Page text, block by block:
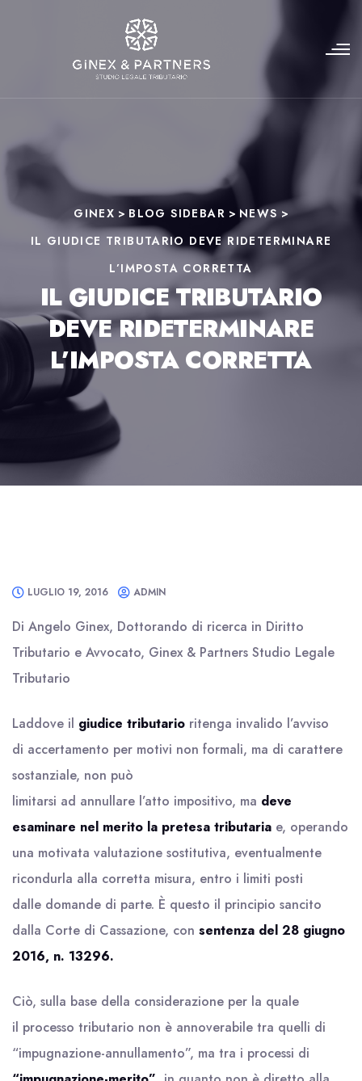
GINEX > BLOG SIDEBAR > NEWS >
IL GIUDICE TRIBUTARIO DEVE RIDETERMINARE
L’IMPOSTA CORRETTA
IL GIUDICE TRIBUTARIO
DEVE RIDETERMINARE
L’IMPOSTA CORRETTA
LUGLIO 19, 2016 ADMIN
Di Angelo Ginex, Dottorando di ricerca in Diritto
Tributario e Avvocato, Ginex & Partners Studio Legale
Tributario
Laddove il giudice tributario ritenga invalido l’avviso
di accertamento per motivi non formali, ma di carattere
sostanziale, non può
limitarsi ad annullare l’atto impositivo, ma deve
esaminare nel merito la pretesa tributaria e, operando
una motivata valutazione sostitutiva, eventualmente
ricondurla alla corretta misura, entro i limiti posti
dalle domande di parte. È questo il principio sancito
dalla Corte di Cassazione, con sentenza del 28 giugno
2016, n. 13296.
Ciò, sulla base della considerazione per la quale
il processo tributario non è annoverabile tra quelli di
“impugnazione-annullamento”, ma tra i processi di